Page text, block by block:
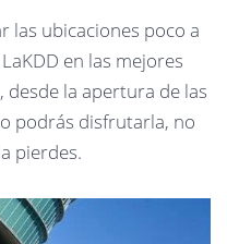
las ubicaciones poco a
en las mejores
la apertura de las
podrás disfrutarla, no
pierdes.